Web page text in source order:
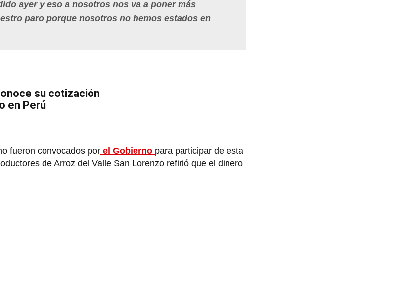
ayer y eso a nosotros nos va a poner más
paro porque nosotros no hemos estados en
su cotización
en Perú
fueron convocados por el Gobierno para participar de esta
de Arroz del Valle San Lorenzo refirió que el dinero